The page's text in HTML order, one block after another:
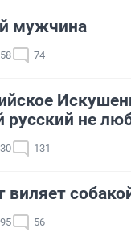
мужчина
74
русский не
131
виляет
56